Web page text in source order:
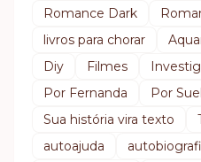
Romance Dark
livros para chorar
Diy
Filmes
Por Fernanda
Por
Sua história vira texto
autoajuda